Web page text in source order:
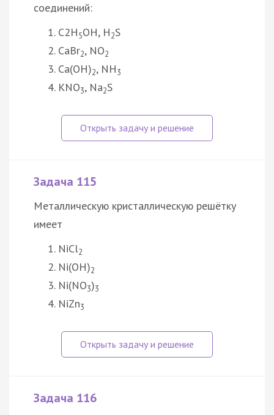
соединений:
C2H5OH, H2S
CaBr2, NO2
Ca(OH)2, NH3
KNO3, Na2S
Задача 115
Металлическую кристаллическую решётку
имеет
NiCl2
Ni(OH)2
Ni(NO3)3
NiZn3
Задача 116